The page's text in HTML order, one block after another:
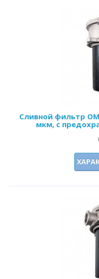
Сливной фильтр
мкм, с